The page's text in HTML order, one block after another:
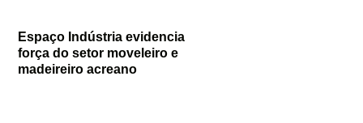
Espaço Indústria evidencia
força do setor moveleiro e
madeireiro acreano